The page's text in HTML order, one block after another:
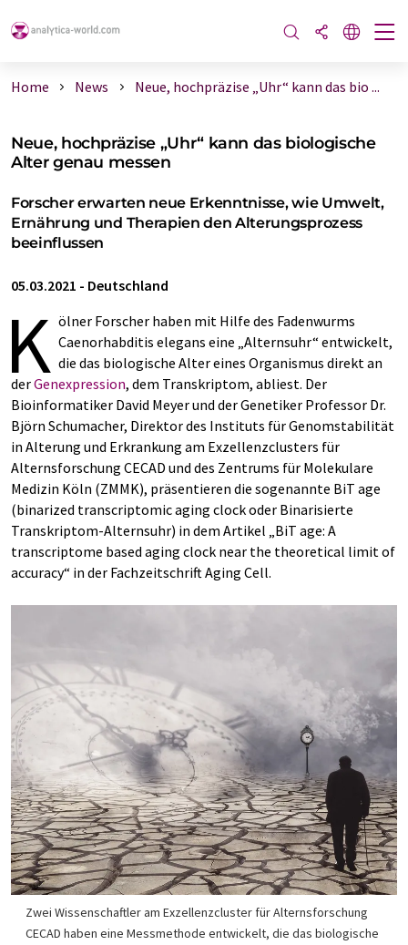
Home News Neue, hochpräzise „Uhr“ kann das bio ...
Neue, hochpräzise „Uhr“ kann das biologische
Alter genau messen
Forscher erwarten neue Erkenntnisse, wie Umwelt,
Ernährung und Therapien den Alterungsprozess
beeinflussen
05.03.2021 - Deutschland
K ölner Forscher haben mit Hilfe des Fadenwurms
Caenorhabditis elegans eine „Alternsuhr“ entwickelt,
die das biologische Alter eines Organismus direkt an
derGenexpression, dem Transkriptom, abliest. Der
Bioinformatiker David Meyer und der Genetiker Professor Dr.
Björn Schumacher, Direktor des Instituts für Genomstabilität
in Alterung und Erkrankung am Exzellenzclusters für
Alternsforschung CECAD und des Zentrums für Molekulare
Medizin Köln (ZMMK), präsentieren die sogenannte BiT age
(binarized transcriptomic aging clock oder Binarisierte
Transkriptom-Alternsuhr) in dem Artikel „BiT age: A
transcriptome based aging clock near the theoretical limit of
accuracy“ in der Fachzeitschrift Aging Cell.
Zwei Wissenschaftler am Exzellenzcluster für Alternsforschung
CECAD haben eine Messmethode entwickelt, die das biologische